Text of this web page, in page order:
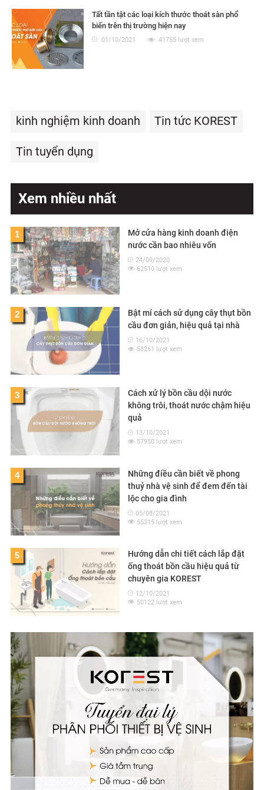
Tất tần tật các loại kích thước thoát sàn phổ
biến trên thị trường hiện nay
01/10/2021 41755 lượt xem
kinh nghiệm kinh doanh Tin tức KOREST
Tin tuyển dụng
Xem nhiều nhất
1
Mở cửa hàng kinh doanh điện
nước cần bao nhiêu vốn
24/09/2020
62510 lượt xem
2
Bật mí cách sử dụng cây thụt bồn
cầu đơn giản, hiệu quả tại nhà
16/10/2021
58261 lượt xem
3
Cách xử lý bồn cầu dội nước
không trôi, thoát nước chậm hiệu
quả
13/10/2021
57950 lượt xem
4
Những điều cần biết về phong
thuỷ nhà vệ sinh để đem đến tài
lộc cho gia đình
05/08/2021
55315 lượt xem
5
Hướng dẫn chi tiết cách lắp đặt
ống thoát bồn cầu hiệu quả từ
chuyên gia KOREST
12/10/2021
50122 lượt xem